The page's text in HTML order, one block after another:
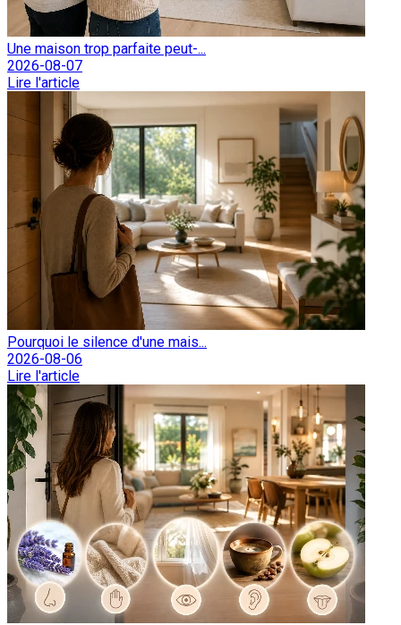
Une maison trop parfaite peut-...
2026-08-07
Lire l'article
Pourquoi le silence d'une mais...
2026-08-06
Lire l'article